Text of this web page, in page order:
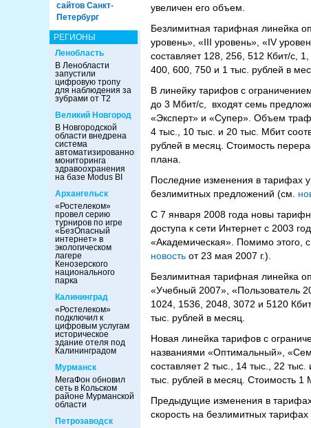
сайтов Санкт-
Петербург
РЕГИОНЫ
Ленобласть
В Ленобласти
запустили
цифровую тропу
для наблюдения за
зубрами от Т2
Великий Новгород
В Новгородской
области внедрена
система
автоматизированного
мониторинга
здравоохранения
на базе Modus BI
Архангельск
«Ростелеком»
провел серию
турниров по игре
«БезОпасный
интернет» в
экологическом
лагере
Кенозерского
национального
парка
Калининград
«Ростелеком»
подключил к
цифровым услугам
историческое
здание отеля под
Калининградом
Мурманск
МегаФон обновил
сеть в Кольском
районе Мурманской
области
Петрозаводск
увеличен его объем.
Безлимитная тарифная линейка
уровень», «III уровень», «IV
составляет 128, 256, 512 Кбит/с,
400, 600, 750 и 1 тыс. рублей в
В линейку тарифов с
до 3 Мбит/с, входят семь
«Эксперт» и «Супер». Объем
4 тыс., 10 тыс. и 20 тыс. Мбит
рублей в месяц. Стоимость
плана.
Последние изменения в тарифах
безлимитных предложений (см.
С 7 января 2008 года новы
доступа к сети Интернет с 2003
«Академическая». Помимо этого,
новость от 23 мая 2007 г.).
Безлимитная тарифная линейка
«Учебный 2007», «Пользователь
1024, 1536, 2048, 3072 и 5120
тыс. рублей в месяц.
Новая линейка тарифов с
названиями «Оптимальный»,
составляет 2 тыс., 14 тыс., 22
тыс. рублей в месяц. Стоимость 1
Предыдущие изменения в
скорость на безлимитных тарифах